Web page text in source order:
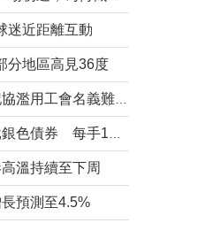
近距離互動
地區高見36度
溫持續至下周
預測至4.5%